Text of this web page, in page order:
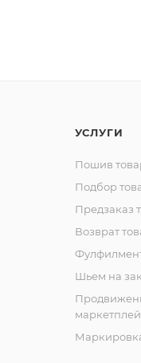
УСЛУГИ
Пошив
Подбор
Предзаказ
Возврат
Шьем на